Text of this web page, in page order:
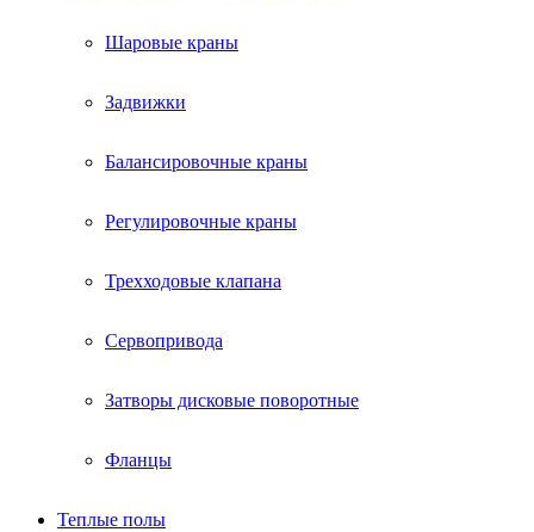
Шаровые краны
Задвижки
Балансировочные краны
Регулировочные краны
Трехходовые клапана
Сервопривода
Затворы дисковые поворотные
Фланцы
Теплые полы